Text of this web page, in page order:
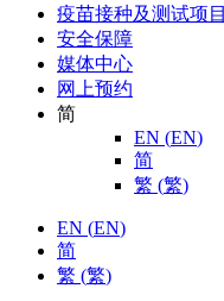
疫苗接种及测试项目
安全保障
媒体中心
网上预约
简
EN (EN)
简
繁 (繁)
EN (EN)
简
繁 (繁)